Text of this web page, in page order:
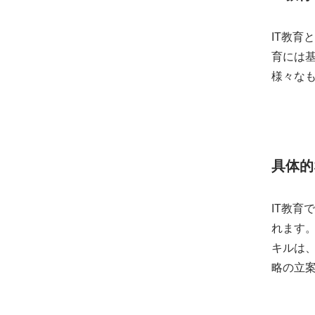
IT教育
育には
様々な
具体
IT教育
れます
キルは
略の立